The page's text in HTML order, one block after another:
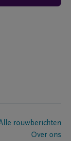
rouwberichten
Over ons